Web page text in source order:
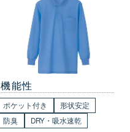
機能性
ポケット付き
形状安定
防臭
DRY・吸水速乾